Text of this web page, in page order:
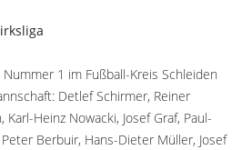
1 im Fußball-Kreis Schleiden
Detlef Schirmer, Reiner
Karl-Heinz Nowacki, Josef Graf, Paul-
Berbuir, Hans-Dieter Müller, Josef